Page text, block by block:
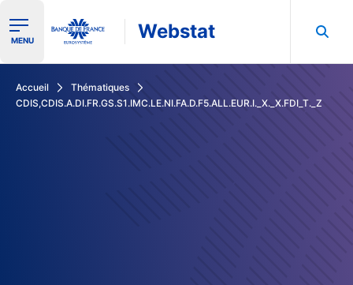
Ouvrir le menu de navigation
MENU Webstat
Accueil
Thématiques
CDIS,CDIS.A.DI.FR.GS.S1.IMC.LE.NI.FA.D.F5.ALL.EUR.I._X._X.FDI_T._Z